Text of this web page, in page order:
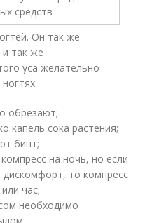
Он так же
и так же
уса желательно
обрезают;
капель сока растения;
бинт;
на ночь, но если
то компресс
час;
необходимо